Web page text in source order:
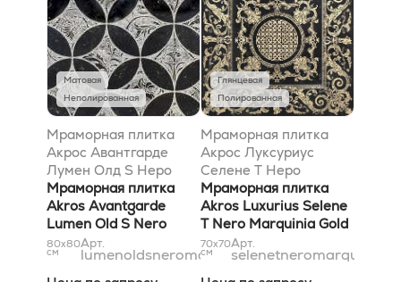
Матовая
Неполированная
Мраморная плитка
Акрос Авантгарде
Лумен Олд S Неро
Марквиниа 80x80
Мраморная плитка
Akros Avantgarde
Lumen Old S Nero
Marquinia 80x80
80x80
см
Арт.
lumenoldsneromarquinia8080old
Глянцевая
Полированная
Мраморная плитка
Акрос Луксуриус
Селене T Неро
Марквиниа Голд
69,6x69,6
Мраморная плитка
Akros Luxurius Selene
T Nero Marquinia Gold
69,6x69,6
70x70
см
Арт.